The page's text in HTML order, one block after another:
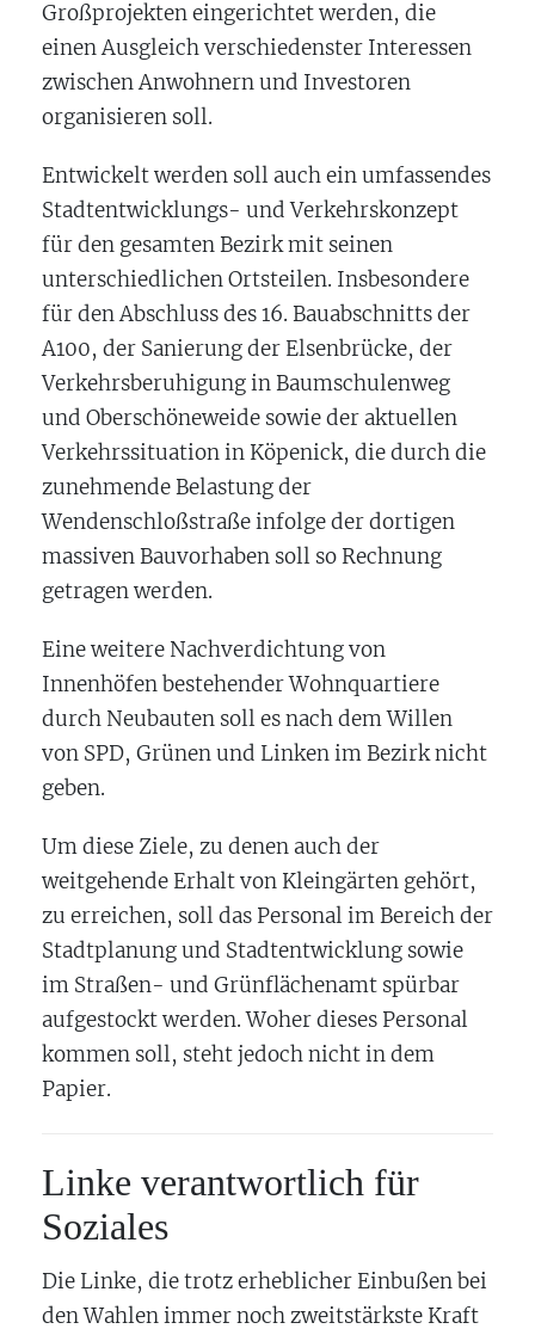
Großprojekten eingerichtet werden, die
einen Ausgleich verschiedenster Interessen
zwischen Anwohnern und Investoren
organisieren soll.
Entwickelt werden soll auch ein umfassendes
Stadtentwicklungs- und Verkehrskonzept
für den gesamten Bezirk mit seinen
unterschiedlichen Ortsteilen. Insbesondere
für den Abschluss des 16. Bauabschnitts der
A100, der Sanierung der Elsenbrücke, der
Verkehrsberuhigung in Baumschulenweg
und Oberschöneweide sowie der aktuellen
Verkehrssituation in Köpenick, die durch die
zunehmende Belastung der
Wendenschloßstraße infolge der dortigen
massiven Bauvorhaben soll so Rechnung
getragen werden.
Eine weitere Nachverdichtung von
Innenhöfen bestehender Wohnquartiere
durch Neubauten soll es nach dem Willen
von SPD, Grünen und Linken im Bezirk nicht
geben.
Um diese Ziele, zu denen auch der
weitgehende Erhalt von Kleingärten gehört,
zu erreichen, soll das Personal im Bereich der
Stadtplanung und Stadtentwicklung sowie
im Straßen- und Grünflächenamt spürbar
aufgestockt werden. Woher dieses Personal
kommen soll, steht jedoch nicht in dem
Papier.
Linke verantwortlich für
Soziales
Die Linke, die trotz erheblicher Einbußen bei
den Wahlen immer noch zweitstärkste Kraft